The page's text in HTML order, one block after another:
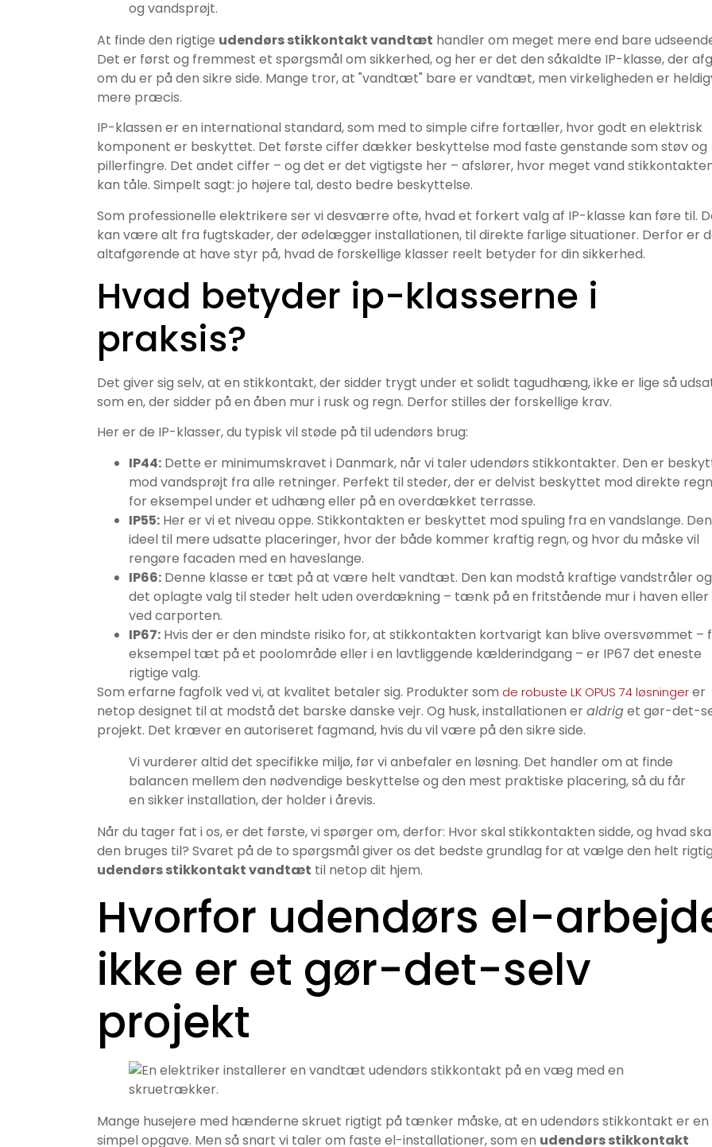
At finde den rigtige udendørs stikkontakt vandtæt handler om meget mere end bare
Det er først og fremmest et spørgsmål om sikkerhed, og her er det den såkaldte IP-klasse, der
om du er på den sikre side. Mange tror, at "vandtæt" bare er vandtæt, men virkeligheden er
mere præcis.
IP-klassen er en international standard, som med to simple cifre fortæller, hvor godt en elektrisk
komponent er beskyttet. Det første ciffer dækker beskyttelse mod faste genstande som støv og
pillerfingre. Det andet ciffer – og det er det vigtigste her – afslører, hvor meget vand
kan tåle. Simpelt sagt: jo højere tal, desto bedre beskyttelse.
Som professionelle elektrikere ser vi desværre ofte, hvad et forkert valg af IP-klasse kan føre til.
kan være alt fra fugtskader, der ødelægger installationen, til direkte farlige situationer. Derfor er
altafgørende at have styr på, hvad de forskellige klasser reelt betyder for din sikkerhed.
Hvad betyder ip-klasserne i
praksis?
Det giver sig selv, at en stikkontakt, der sidder trygt under et solidt tagudhæng, ikke er lige så
som en, der sidder på en åben mur i rusk og regn. Derfor stilles der forskellige krav.
Her er de IP-klasser, du typisk vil støde på til udendørs brug:
IP44: Dette er minimumskravet i Danmark, når vi taler udendørs stikkontakter. Den er
mod vandsprøjt fra alle retninger. Perfekt til steder, der er delvist beskyttet mod direkte
for eksempel under et udhæng eller på en overdækket terrasse.
IP55: Her er vi et niveau oppe. Stikkontakten er beskyttet mod spuling fra en vandslange.
ideel til mere udsatte placeringer, hvor der både kommer kraftig regn, og hvor du måske vil
rengøre facaden med en haveslange.
IP66: Denne klasse er tæt på at være helt vandtæt. Den kan modstå kraftige vandstråler
det oplagte valg til steder helt uden overdækning – tænk på en fritstående mur i haven eller
ved carporten.
IP67: Hvis der er den mindste risiko for, at stikkontakten kortvarigt kan blive oversvømmet –
eksempel tæt på et poolområde eller i en lavtliggende kælderindgang – er IP67 det eneste
rigtige valg.
Som erfarne fagfolk ved vi, at kvalitet betaler sig. Produkter som de robuste LK OPUS 74 løsningerer
netop designet til at modstå det barske danske vejr. Og husk, installationen eraldriget gør-det-
projekt. Det kræver en autoriseret fagmand, hvis du vil være på den sikre side.
Vi vurderer altid det specifikke miljø, før vi anbefaler en løsning. Det handler om at finde
balancen mellem den nødvendige beskyttelse og den mest praktiske placering, så du får
en sikker installation, der holder i årevis.
Når du tager fat i os, er det første, vi spørger om, derfor: Hvor skal stikkontakten sidde, og hvad
den bruges til? Svaret på de to spørgsmål giver os det bedste grundlag for at vælge den helt
udendørs stikkontakt vandtæt til netop dit hjem.
Hvorfor udendørs el-
ikke er et gør-det-selv
projekt
Mange husejere med hænderne skruet rigtigt på tænker måske, at en udendørs stikkontakt er en
simpel opgave. Men så snart vi taler om faste el-installationer, som en udendørs stikkontakt